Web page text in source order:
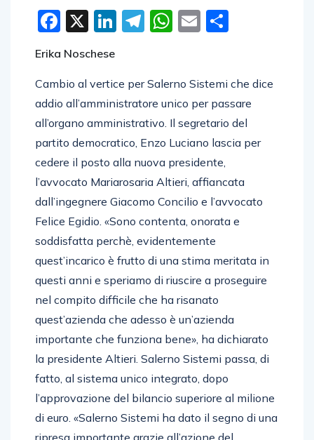
Facebook
X LinkedIn
Telegram
WhatsApp
Email
Erika Noschese
Cambio al vertice per Salerno Sistemi che dice
addio all’amministratore unico per passare
all’organo amministrativo. Il segretario del
partito democratico, Enzo Luciano lascia per
cedere il posto alla nuova presidente,
l’avvocato Mariarosaria Altieri, affiancata
dall’ingegnere Giacomo Concilio e l’avvocato
Felice Egidio. «Sono contenta, onorata e
soddisfatta perchè, evidentemente
quest’incarico è frutto di una stima meritata in
questi anni e speriamo di riuscire a proseguire
nel compito difficile che ha risanato
quest’azienda che adesso è un’azienda
importante che funziona bene», ha dichiarato
la presidente Altieri. Salerno Sistemi passa, di
fatto, al sistema unico integrato, dopo
l’approvazione del bilancio superiore al milione
di euro. «Salerno Sistemi ha dato il segno di una
ripresa importante grazie all’azione del